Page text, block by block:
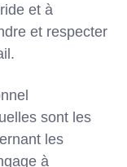
et à
et respecter
sont les
les
à